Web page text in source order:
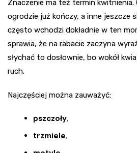
Znaczenie ma też termin kwitnienia.
ogrodzie już kończy, a inne jeszcze
często wchodzi dokładnie w ten
sprawia, że na rabacie zaczyna
słychać to dosłownie, bo wokół
ruch.
Najczęściej można zauważyć:
pszczoły,
trzmiele,